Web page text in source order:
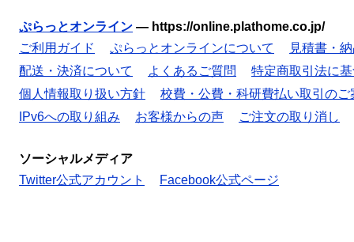
ぷらっとオンライン — https://online.plathome.co.jp/
ご利用ガイド
ぷらっとオンラインについて
見積書・
配送・決済について
よくあるご質問
特定商取引法に
個人情報取り扱い方針
校費・公費・科研費払い取引のご
IPv6への取り組み
お客様からの声 ご注文の取り消し
ソーシャルメディア
Twitter公式アカウント
Facebook公式ページ